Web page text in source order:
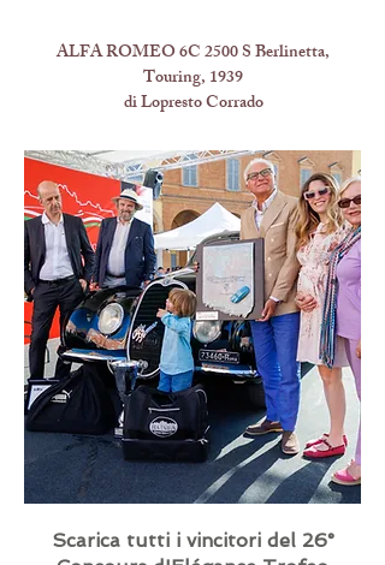
ALFA ROMEO 6C 2500 S Berlinetta,
Touring, 1939
di Lopresto Corrado
Scarica tutti i vincitori del 26°